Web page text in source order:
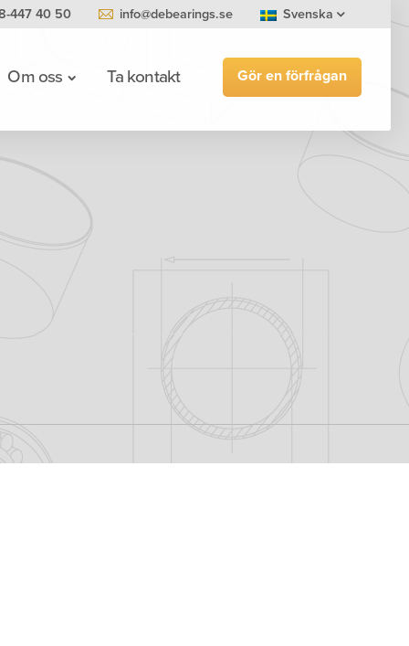
447 40 50 info@debearings.se Svenska
0
Gör en förfrågan
Om oss Ta kontakt